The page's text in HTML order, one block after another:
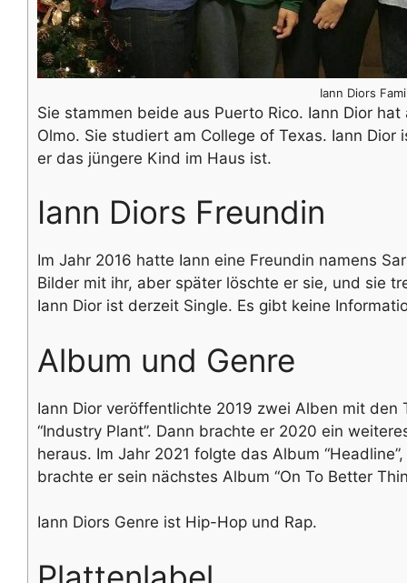
Iann Diors
Sie stammen beide aus Puerto Rico. Iann Dior
Olmo. Sie studiert am College of Texas. Iann
er das jüngere Kind im Haus ist.
Iann Diors Freundin
Im Jahr 2016 hatte Iann eine Freundin namens
Bilder mit ihr, aber später löschte er sie, und sie
Iann Dior ist derzeit Single. Es gibt keine
Album und Genre
Iann Dior veröffentlichte 2019 zwei Alben mit den
“Industry Plant”. Dann brachte er 2020 ein
heraus. Im Jahr 2021 folgte das Album
brachte er sein nächstes Album “On To Better
Iann Diors Genre ist Hip-Hop und Rap.